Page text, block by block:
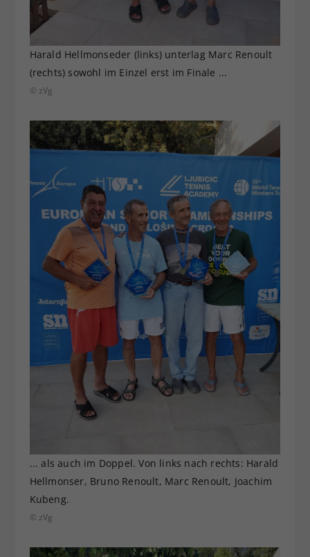
Harald Hellmonseder (links) unterlag Marc Renoult
(rechts) sowohl im Einzel erst im Finale ...
© zVg
... als auch im Doppel. Von links nach rechts: Harald
Hellmonser, Bruno Renoult, Marc Renoult, Joachim
Kubeng.
© zVg